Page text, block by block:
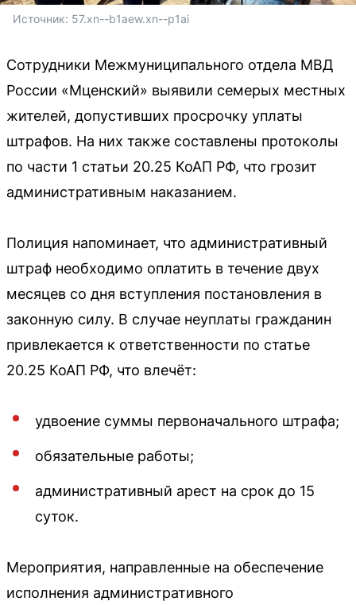
Источник: 57.xn--b1aew.xn--p1ai
Сотрудники Межмуниципального отдела МВД
России «Мценский» выявили семерых местных
жителей, допустивших просрочку уплаты
штрафов. На них также составлены протоколы
по части 1 статьи 20.25 КоАП РФ, что грозит
административным наказанием.
Полиция напоминает, что административный
штраф необходимо оплатить в течение двух
месяцев со дня вступления постановления в
законную силу. В случае неуплаты гражданин
привлекается к ответственности по статье
20.25 КоАП РФ, что влечёт:
удвоение суммы первоначального штрафа;
обязательные работы;
административный арест на срок до 15
суток.
Мероприятия, направленные на обеспечение
исполнения административного